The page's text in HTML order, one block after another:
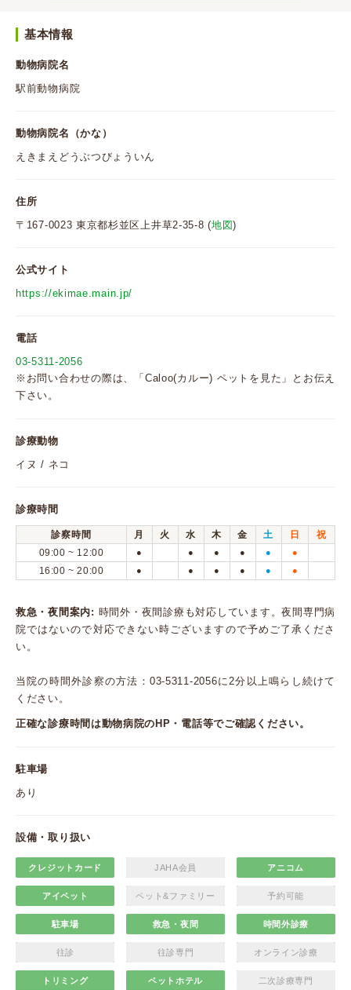
基本情報
動物病院名
駅前動物病院
動物病院名（かな）
えきまえどうぶつびょういん
住所
〒167-0023 東京都杉並区上井草2-35-8 (地図)
公式サイト
https://ekimae.main.jp/
電話
03-5311-2056
※お問い合わせの際は、「Caloo(カルー) ペットを見た」とお伝え
下さい。
診療動物
イヌ / ネコ
診療時間
診察時間 月 火 水 木 金 土 日
祝
09:00 ~ 12:00
● ● ● ● ● ●
16:00 ~ 20:00 ● ● ● ● ● ●
救急・夜間案内: 時間外・夜間診療も対応しています。夜間専門病
院ではないので対応できない時ございますので予めご了承くださ
い。
当院の時間外診察の方法：03-5311-2056に2分以上鳴らし続けて
ください。
正確な診療時間は動物病院のHP・電話等でご確認ください。
駐車場
あり
設備・取り扱い
クレジットカード JAHA会員 アニコム
アイペット ペット&ファミリー 予約可能
駐車場 救急・夜間 時間外診療
往診 往診専門 オンライン診療
トリミング ペットホテル 二次診療専門